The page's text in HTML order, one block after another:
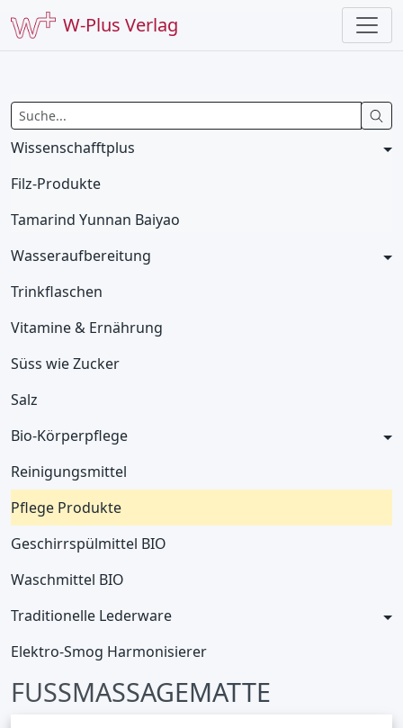
W-Plus Verlag
Wissenschafftplus
Filz-Produkte
Tamarind Yunnan Baiyao
Wasseraufbereitung
Trinkflaschen
Vitamine & Ernährung
Süss wie Zucker
Salz
Bio-Körperpflege
Reinigungsmittel
Pflege Produkte
Geschirrspülmittel BIO
Waschmittel BIO
Traditionelle Lederware
Elektro-Smog Harmonisierer
FUSSMASSAGEMATTE